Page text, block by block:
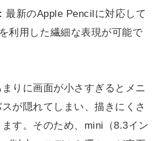
最新のApple Pencilに対応して
利用した繊細な表現が可能で
りに画面が小さすぎるとメニ
が隠れてしまい、描きにくさ
す。そのため、mini（8.3イン